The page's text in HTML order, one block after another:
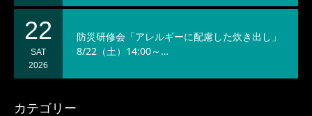
22
SAT
2026
防災研修会「アレルギーに配慮した炊き出し」
8/22（土）14:00～…
カテゴリー